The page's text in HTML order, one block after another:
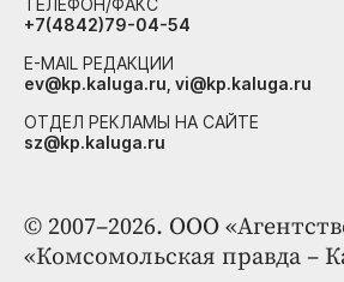
© 2007–2026. ООО
«Комсомольская правда –
+7(4842)79-04-54
E-MAIL РЕДАКЦИИ
ev@kp.kaluga.ru, vi@kp.kaluga.ru
ОТДЕЛ РЕКЛАМЫ НА САЙТЕ
sz@kp.kaluga.ru